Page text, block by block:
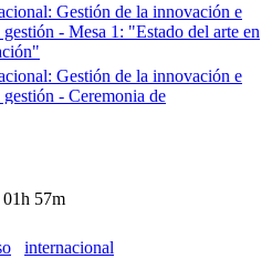
Gestión de la innovación e
- Mesa 1: "Estado del arte en
Gestión de la innovación e
- Ceremonia de
Gestión de la innovación e
Gestión de la innovación e
01h 57m
internacional